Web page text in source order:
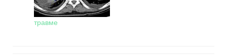
травме